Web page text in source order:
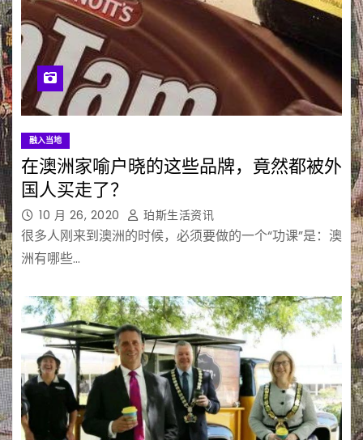
融入当地
在澳洲家喻户晓的这些品牌，竟然都被外
国人买走了？
10 月 26, 2020 珀斯生活资讯
很多人刚来到澳洲的时候，必须要做的一个“功课”是：澳
洲有哪些…